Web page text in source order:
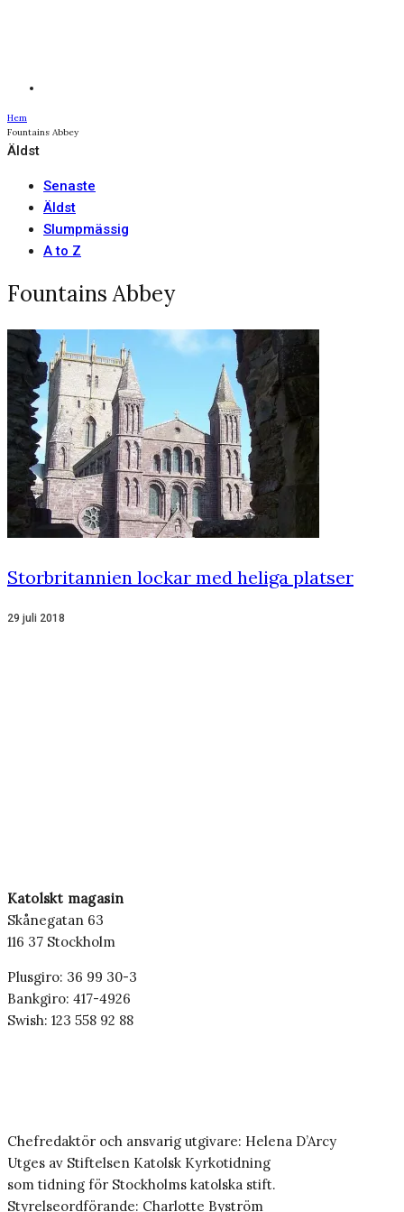
Hem
Fountains Abbey
Äldst
Senaste
Äldst
Slumpmässig
A to Z
Fountains Abbey
Storbritannien lockar med heliga platser
29 juli 2018
Katolskt magasin
Skånegatan 63
116 37 Stockholm
Plusgiro: 36 99 30-3
Bankgiro: 417-4926
Swish: 123 558 92 88
Chefredaktör och ansvarig utgivare: Helena D’Arcy
Utges av Stiftelsen Katolsk Kyrkotidning
som tidning för Stockholms katolska stift.
Styrelseordförande: Charlotte Byström